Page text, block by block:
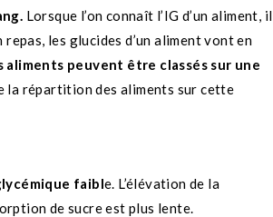
Lorsque l’on connaît l’IG d’un aliment, il
les glucides d’un aliment vont en
aliments peuvent être classés sur une
la répartition des aliments sur cette
faible. L’élévation de la
de sucre est plus lente.